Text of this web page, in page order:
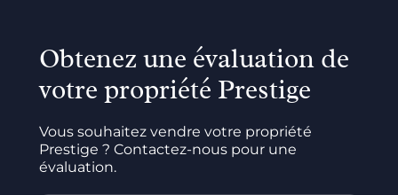
Obtenez une évaluation de
votre propriété Prestige
Vous souhaitez vendre votre propriété
Prestige ? Contactez-nous pour une
évaluation.